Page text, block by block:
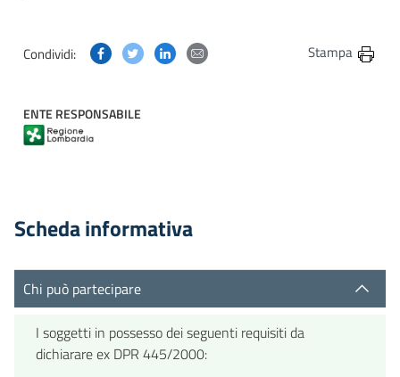
Condividi: Condividi questa pagina su Facebook
Condividi questa pagina su Twitter
Condividi questa pagina su Linkedin
Condividi questa pagina via
Stampa
ENTE RESPONSABILE
Scheda informativa
Chi può partecipare
I soggetti in possesso dei seguenti requisiti da
dichiarare ex DPR 445/2000: